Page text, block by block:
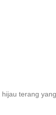
terang